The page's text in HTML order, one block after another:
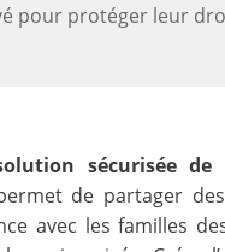
pour protéger leur
sécurisée de
de partager
avec les familles